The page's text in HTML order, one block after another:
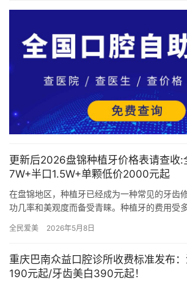
更新后2026盘锦种植牙价格表请查收:
7W+半口1.5W+单颗低价2000元起
在盘锦地区，种植牙已经成为一种常见的牙齿
功几率和美观度而备受青睐。种植牙的费用受
患者的…
全民爱美 2026年5月8日
重庆巴南众益口腔诊所收费标准发布
190元起/牙齿美白390元起！